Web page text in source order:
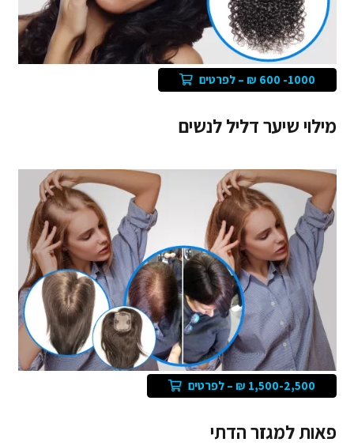
1000- 600 ₪ – לפרטים
מילוי שיער דליל לנשים
1,500-2,500 ₪ – לפרטים
פאות למגזר הדתי